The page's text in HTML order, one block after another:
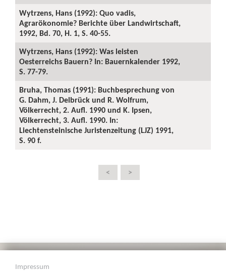
Wytrzens, Hans (1992): Quo vadis,
Agrarökonomie? Berichte über Landwirtschaft,
1992, Bd. 70, H. 1, S. 40-55.
Wytrzens, Hans (1992): Was leisten
Oesterreichs Bauern? In: Bauernkalender 1992,
S. 77-79.
Bruha, Thomas (1991): Buchbesprechung von
G. Dahm, J. Delbrück und R. Wolfrum,
Völkerrecht, 2. Aufl. 1990 und K. Ipsen,
Völkerrecht, 3. Aufl. 1990. In:
Liechtensteinische Juristenzeitung (LJZ) 1991,
S. 90 f.
< >
Impressum